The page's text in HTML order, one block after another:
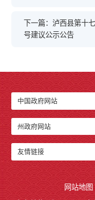
下一篇：泸西县第十
号建议公示公告
中国政府网站
州政府网站
友情链接
网站地图